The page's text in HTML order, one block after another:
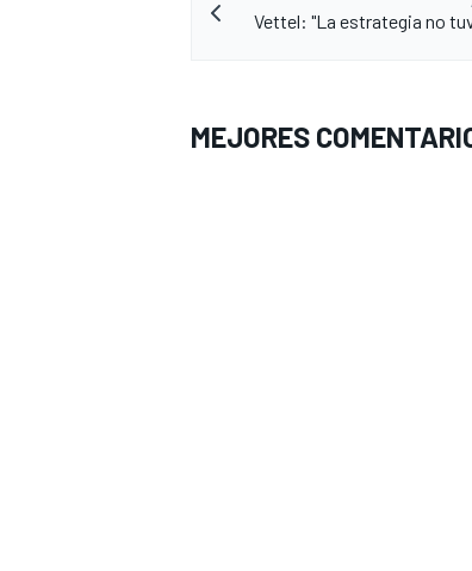
Vettel: "La estrategia no
MEJORES